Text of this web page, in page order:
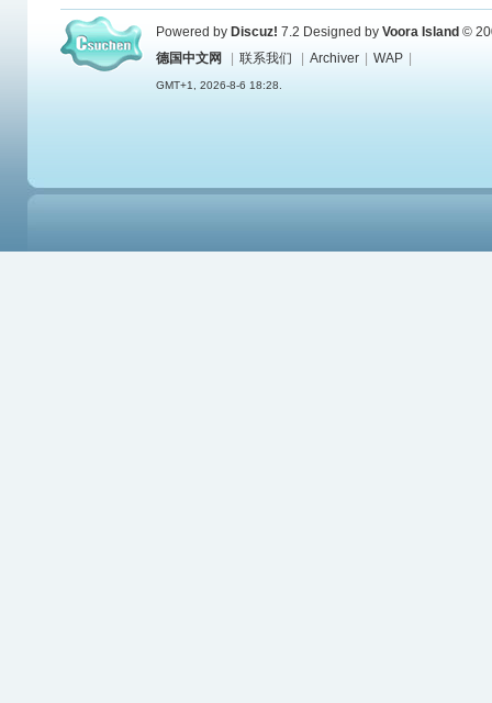
Powered by Discuz! 7.2 Designed by Voora Island ©
德国中文网
联系我们 Archiver WAP
GMT+1, 2026-8-6 18:28.